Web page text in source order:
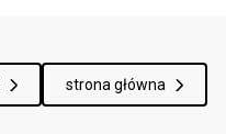
strona główna